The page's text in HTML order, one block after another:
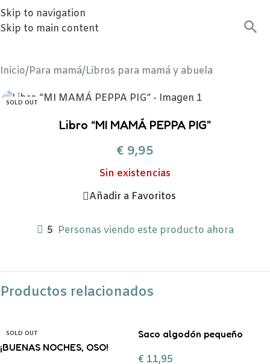
Skip to navigation
Skip to main content
Inicio/Para mamá/Libros para mamá y abuela
SOLD OUT
Libro “MI MAMÁ PEPPA PIG”
€ 9,95
Sin existencias
Añadir a Favoritos
5 Personas viendo este producto ahora
Productos relacionados
SOLD OUT
¡BUENAS NOCHES, OSO!
Saco algodón pequeño
Magos”
€ 11,95